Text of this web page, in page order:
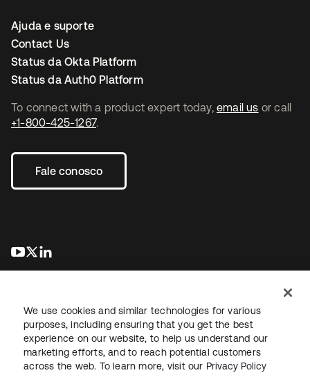
To connect with a product expert today, email us or call
+1-800-425-1267.
Fale conosco
abre em uma nova guia
abre em uma nova guia
Ajuda e suporte
Contact Us
Status da Okta Platform
Status da Auth0 Platform
JurídicoPolítica de privacidadeTermos do siteSegurança
Mapa do sitePreferências de cookies
We use cookies and similar technologies for various
purposes, including ensuring that you get the best
experience on our website, to help us understand our
marketing efforts, and to reach potential customers
across the web. To learn more, visit our Privacy Policy